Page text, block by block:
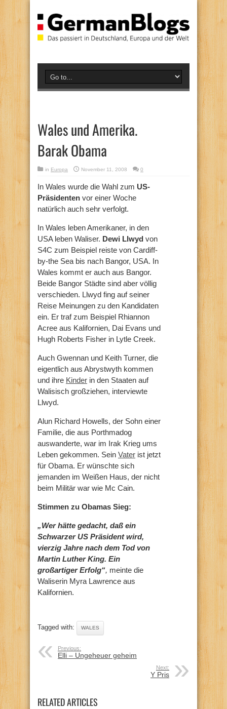
Wales und Amerika.
Barak Obama
in Europa November 11, 2008 0
In Wales wurde die Wahl zum US-
Präsidenten vor einer Woche
natürlich auch sehr verfolgt.
In Wales leben Amerikaner, in den
USA leben Waliser. Dewi Llwyd von
S4C zum Beispiel reiste von Cardiff-
by-the Sea bis nach Bangor, USA. In
Wales kommt er auch aus Bangor.
Beide Bangor Städte sind aber völlig
verschieden. Llwyd fing auf seiner
Reise Meinungen zu den Kandidaten
ein. Er traf zum Beispiel Rhiannon
Acree aus Kalifornien, Dai Evans und
Hugh Roberts Fisher in Lytle Creek.
Auch Gwennan und Keith Turner, die
eigentlich aus Abrystwyth kommen
und ihre Kinder in den Staaten auf
Walisisch großziehen, interviewte
Llwyd.
Alun Richard Howells, der Sohn einer
Familie, die aus Porthmadog
auswanderte, war im Irak Krieg ums
Leben gekommen. Sein Vater ist jetzt
für Obama. Er wünschte sich
jemanden im Weißen Haus, der nicht
beim Militär war wie Mc Cain.
Stimmen zu Obamas Sieg:
„Wer hätte gedacht, daß ein
Schwarzer US Präsident wird,
vierzig Jahre nach dem Tod von
Martin Luther King. Ein
großartiger Erfolg“, meinte die
Waliserin Myra Lawrence aus
Kalifornien.
Tagged with: WALES
Previous:
Elli – Ungeheuer geheim
Next:
Y Pris
RELATED ARTICLES